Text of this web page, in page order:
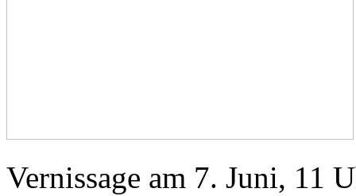
Vernissage am 7. Juni, 11